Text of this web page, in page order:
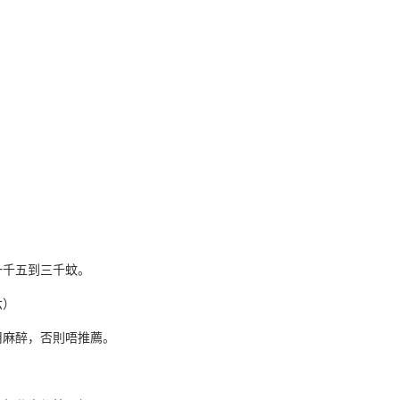
五到三千蚊。
醉，否則唔推薦。